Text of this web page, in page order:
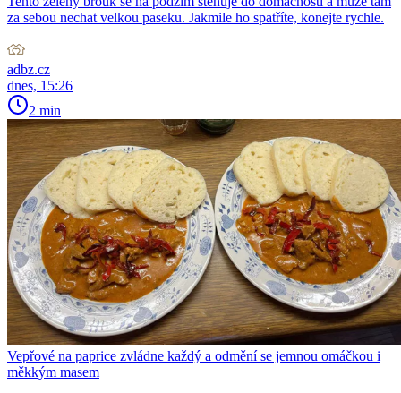
za sebou nechat velkou paseku. Jakmile ho spatříte, konejte rychle.
adbz.cz
dnes, 15:26
2 min
Vepřové na paprice zvládne každý a odmění se jemnou omáčkou i
měkkým masem